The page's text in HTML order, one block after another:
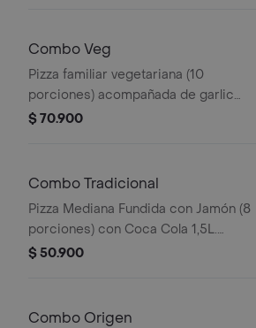
Combo Veg
Pizza familiar vegetariana (10
porciones) acompañada de garlic
knots y coca cola 1.5 litros. Incluye
$ 70.900
Combo Tradicional
Pizza Mediana Fundida con Jamón (8
porciones) con Coca Cola 1,5L.
Incluye Salsa de Ajo, Sazonador
$ 50.900
Combo Origen